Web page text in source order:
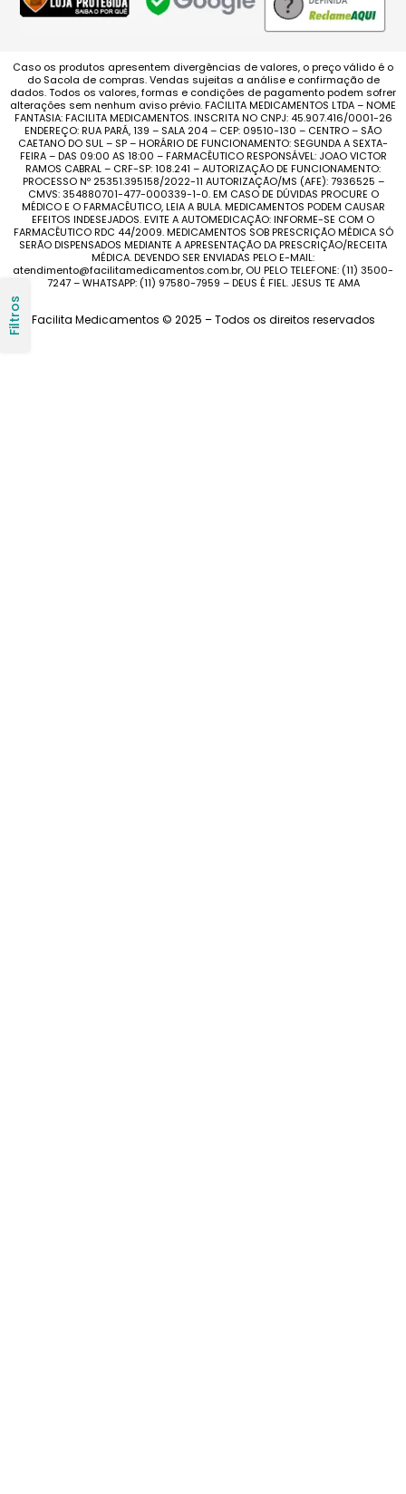
Filtros
Caso os produtos apresentem divergências de valores, o preço válido é o
do Sacola de compras. Vendas sujeitas a análise e confirmação de
dados. Todos os valores, formas e condições de pagamento podem sofrer
alterações sem nenhum aviso prévio. FACILITA MEDICAMENTOS LTDA – NOME
FANTASIA: FACILITA MEDICAMENTOS. INSCRITA NO CNPJ: 45.907.416/0001-26
ENDEREÇO: RUA PARÁ, 139 – SALA 204 – CEP: 09510-130 – CENTRO – SÃO
CAETANO DO SUL – SP – HORÁRIO DE FUNCIONAMENTO: SEGUNDA A SEXTA-
FEIRA – DAS 09:00 AS 18:00 – FARMACÊUTICO RESPONSÁVEL: JOAO VICTOR
RAMOS CABRAL – CRF-SP: 108.241 – AUTORIZAÇÃO DE FUNCIONAMENTO:
PROCESSO Nº 25351.395158/2022-11 AUTORIZAÇÃO/MS (AFE): 7936525 –
CMVS: 354880701-477-000339-1-0. EM CASO DE DÚVIDAS PROCURE O
MÉDICO E O FARMACÊUTICO, LEIA A BULA. MEDICAMENTOS PODEM CAUSAR
EFEITOS INDESEJADOS. EVITE A AUTOMEDICAÇÃO: INFORME-SE COM O
FARMACÊUTICO RDC 44/2009. MEDICAMENTOS SOB PRESCRIÇÃO MÉDICA SÓ
SERÃO DISPENSADOS MEDIANTE A APRESENTAÇÃO DA PRESCRIÇÃO/RECEITA
MÉDICA. DEVENDO SER ENVIADAS PELO E-MAIL:
atendimento@facilitamedicamentos.com.br, OU PELO TELEFONE: (11) 3500-
7247 – WHATSAPP: (11) 97580-7959 – DEUS É FIEL. JESUS TE AMA
Facilita Medicamentos © 2025 – Todos os direitos reservados